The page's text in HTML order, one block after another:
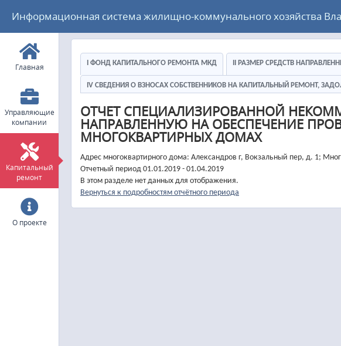
Информационная система жилищно-коммунального хозяйства
Главная
Управляющие
компании
Капитальный
ремонт
О проекте
I ФОНД КАПИТАЛЬНОГО РЕМОНТА МКД II РАЗМЕР СРЕДСТВ
IV СВЕДЕНИЯ О ВЗНОСАХ СОБСТВЕННИКОВ НА КАПИТАЛЬНЫЙ РЕМОНТ,
ОТЧЕТ СПЕЦИАЛИЗИРОВАННОЙ
НАПРАВЛЕННУЮ НА ОБЕСПЕЧЕНИЕ
МНОГОКВАРТИРНЫХ ДОМАХ
Адрес многоквартирного дома: Александров г, Вокзальный пер, д. 1;
Отчетный период 01.01.2019 - 01.04.2019
В этом разделе нет данных для отображения.
Вернуться к подробностям отчётного периода